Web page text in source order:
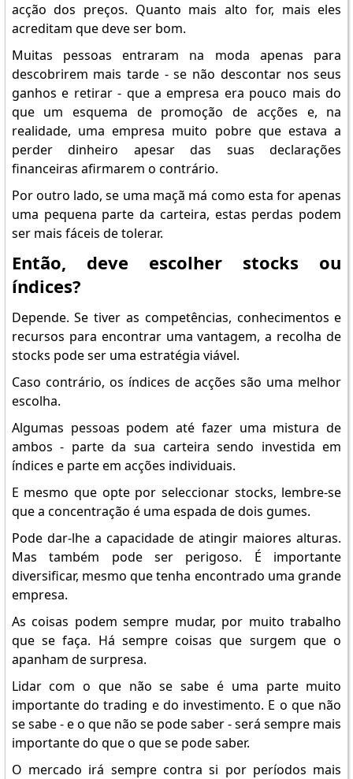
acção dos preços. Quanto mais alto for, mais eles
acreditam que deve ser bom.
Muitas pessoas entraram na moda apenas para
descobrirem mais tarde - se não descontar nos seus
ganhos e retirar - que a empresa era pouco mais do
que um esquema de promoção de acções e, na
realidade, uma empresa muito pobre que estava a
perder dinheiro apesar das suas declarações
financeiras afirmarem o contrário.
Por outro lado, se uma maçã má como esta for apenas
uma pequena parte da carteira, estas perdas podem
ser mais fáceis de tolerar.
Então, deve escolher stocks ou
índices?
Depende. Se tiver as competências, conhecimentos e
recursos para encontrar uma vantagem, a recolha de
stocks pode ser uma estratégia viável.
Caso contrário, os índices de acções são uma melhor
escolha.
Algumas pessoas podem até fazer uma mistura de
ambos - parte da sua carteira sendo investida em
índices e parte em acções individuais.
E mesmo que opte por seleccionar stocks, lembre-se
que a concentração é uma espada de dois gumes.
Pode dar-lhe a capacidade de atingir maiores alturas.
Mas também pode ser perigoso. É importante
diversificar, mesmo que tenha encontrado uma grande
empresa.
As coisas podem sempre mudar, por muito trabalho
que se faça. Há sempre coisas que surgem que o
apanham de surpresa.
Lidar com o que não se sabe é uma parte muito
importante do trading e do investimento. E o que não
se sabe - e o que não se pode saber - será sempre mais
importante do que o que se pode saber.
O mercado irá sempre contra si por períodos mais